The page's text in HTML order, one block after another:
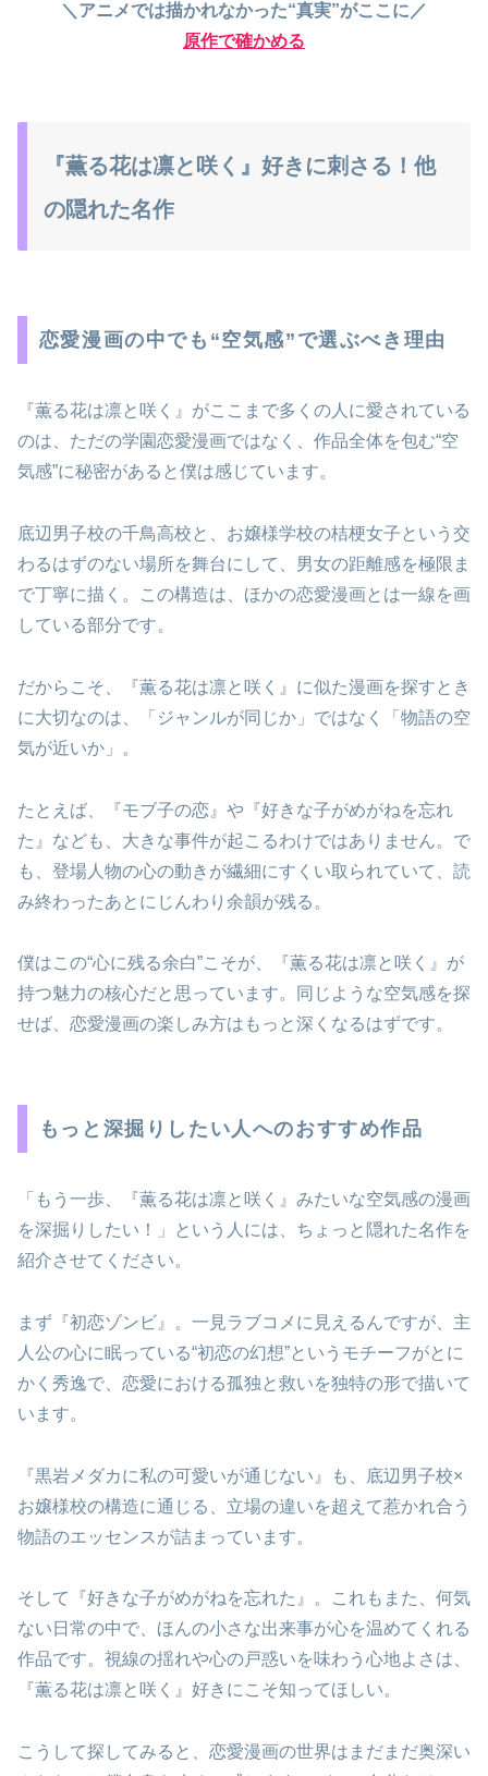
＼アニメでは描かれなかった“真実”がここに／
原作で確かめる
『薫る花は凛と咲く』好きに刺さる！他
の隠れた名作
恋愛漫画の中でも“空気感”で選ぶべき理由
『薫る花は凛と咲く』がここまで多くの人に愛されている
のは、ただの学園恋愛漫画ではなく、作品全体を包む“空
気感”に秘密があると僕は感じています。
底辺男子校の千鳥高校と、お嬢様学校の桔梗女子という交
わるはずのない場所を舞台にして、男女の距離感を極限ま
で丁寧に描く。この構造は、ほかの恋愛漫画とは一線を画
している部分です。
だからこそ、『薫る花は凛と咲く』に似た漫画を探すとき
に大切なのは、「ジャンルが同じか」ではなく「物語の空
気が近いか」。
たとえば、『モブ子の恋』や『好きな子がめがねを忘れ
た』なども、大きな事件が起こるわけではありません。で
も、登場人物の心の動きが繊細にすくい取られていて、読
み終わったあとにじんわり余韻が残る。
僕はこの“心に残る余白”こそが、『薫る花は凛と咲く』が
持つ魅力の核心だと思っています。同じような空気感を探
せば、恋愛漫画の楽しみ方はもっと深くなるはずです。
もっと深掘りしたい人へのおすすめ作品
「もう一歩、『薫る花は凛と咲く』みたいな空気感の漫画
を深掘りしたい！」という人には、ちょっと隠れた名作を
紹介させてください。
まず『初恋ゾンビ』。一見ラブコメに見えるんですが、主
人公の心に眠っている“初恋の幻想”というモチーフがとに
かく秀逸で、恋愛における孤独と救いを独特の形で描いて
います。
『黒岩メダカに私の可愛いが通じない』も、底辺男子校×
お嬢様校の構造に通じる、立場の違いを超えて惹かれ合う
物語のエッセンスが詰まっています。
そして『好きな子がめがねを忘れた』。これもまた、何気
ない日常の中で、ほんの小さな出来事が心を温めてくれる
作品です。視線の揺れや心の戸惑いを味わう心地よさは、
『薫る花は凛と咲く』好きにこそ知ってほしい。
こうして探してみると、恋愛漫画の世界はまだまだ奥深い